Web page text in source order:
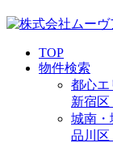
TOP
物件検索
都心エ
新宿区
城南・
品川区